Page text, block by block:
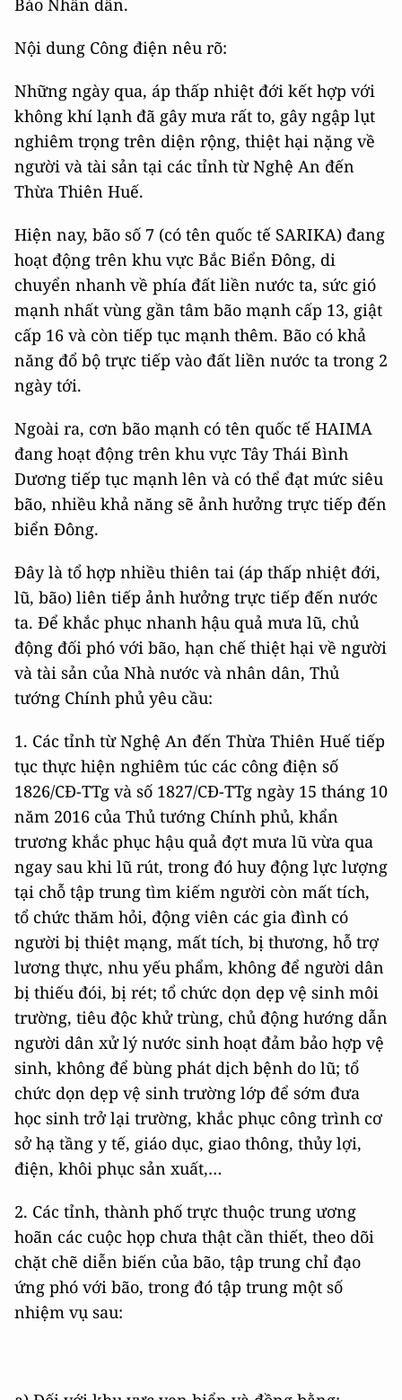
Báo Nhân dân.
Nội dung Công điện nêu rõ:
Những ngày qua, áp thấp nhiệt đới kết hợp với
không khí lạnh đã gây mưa rất to, gây ngập lụt
nghiêm trọng trên diện rộng, thiệt hại nặng về
người và tài sản tại các tỉnh từ Nghệ An đến
Thừa Thiên Huế.
Hiện nay, bão số 7 (có tên quốc tế SARIKA) đang
hoạt động trên khu vực Bắc Biển Đông, di
chuyển nhanh về phía đất liền nước ta, sức gió
mạnh nhất vùng gần tâm bão mạnh cấp 13, giật
cấp 16 và còn tiếp tục mạnh thêm. Bão có khả
năng đổ bộ trực tiếp vào đất liền nước ta trong 2
ngày tới.
Ngoài ra, cơn bão mạnh có tên quốc tế HAIMA
đang hoạt động trên khu vực Tây Thái Bình
Dương tiếp tục mạnh lên và có thể đạt mức siêu
bão, nhiều khả năng sẽ ảnh hưởng trực tiếp đến
biển Đông.
Đây là tổ hợp nhiều thiên tai (áp thấp nhiệt đới,
lũ, bão) liên tiếp ảnh hưởng trực tiếp đến nước
ta. Để khắc phục nhanh hậu quả mưa lũ, chủ
động đối phó với bão, hạn chế thiệt hại về người
và tài sản của Nhà nước và nhân dân, Thủ
tướng Chính phủ yêu cầu:
1. Các tỉnh từ Nghệ An đến Thừa Thiên Huế tiếp
tục thực hiện nghiêm túc các công điện số
1826/CĐ-TTg và số 1827/CĐ-TTg ngày 15 tháng 10
năm 2016 của Thủ tướng Chính phủ, khẩn
trương khắc phục hậu quả đợt mưa lũ vừa qua
ngay sau khi lũ rút, trong đó huy động lực lượng
tại chỗ tập trung tìm kiếm người còn mất tích,
tổ chức thăm hỏi, động viên các gia đình có
người bị thiệt mạng, mất tích, bị thương, hỗ trợ
lương thực, nhu yếu phẩm, không để người dân
bị thiếu đói, bị rét; tổ chức dọn dẹp vệ sinh môi
trường, tiêu độc khử trùng, chủ động hướng dẫn
người dân xử lý nước sinh hoạt đảm bảo hợp vệ
sinh, không để bùng phát dịch bệnh do lũ; tổ
chức dọn dẹp vệ sinh trường lớp để sớm đưa
học sinh trở lại trường, khắc phục công trình cơ
sở hạ tầng y tế, giáo dục, giao thông, thủy lợi,
điện, khôi phục sản xuất,…
2. Các tỉnh, thành phố trực thuộc trung ương
hoãn các cuộc họp chưa thật cần thiết, theo dõi
chặt chẽ diễn biến của bão, tập trung chỉ đạo
ứng phó với bão, trong đó tập trung một số
nhiệm vụ sau: